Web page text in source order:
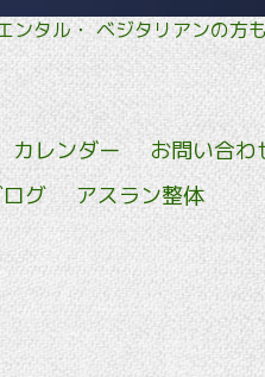
オリエンタル・ ベジタリ
カレンダー
お問い合わ
グ アスラン整体